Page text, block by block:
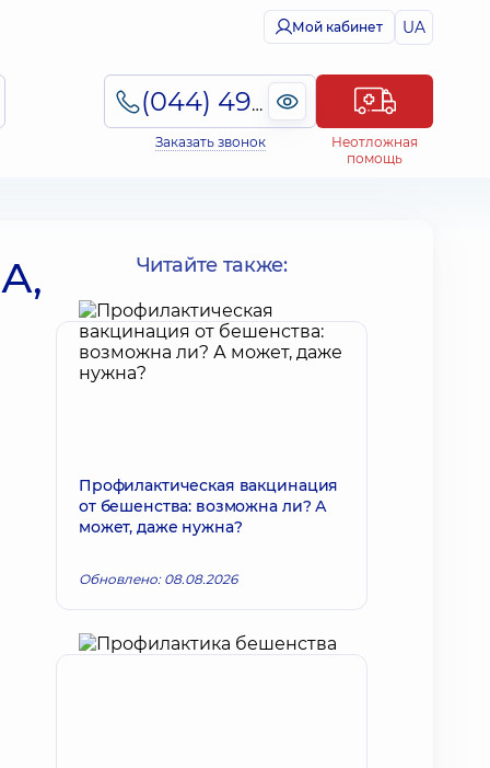
Мой кабинет UA
(044) 495-2-888
Заказать звонок
Неотложная
помощь
Читайте также:
Профилактическая вакцинация
от бешенства: возможна ли? А
может, даже нужна?
Обновлено: 08.08.2026